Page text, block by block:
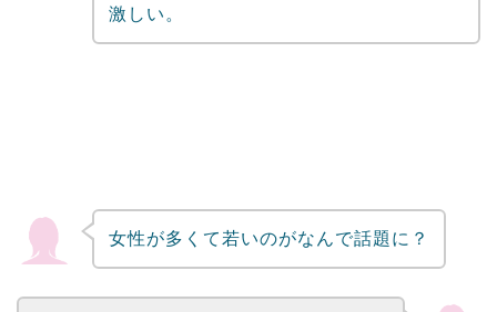
激しい。
女性が多くて若いのがなんで話題に？